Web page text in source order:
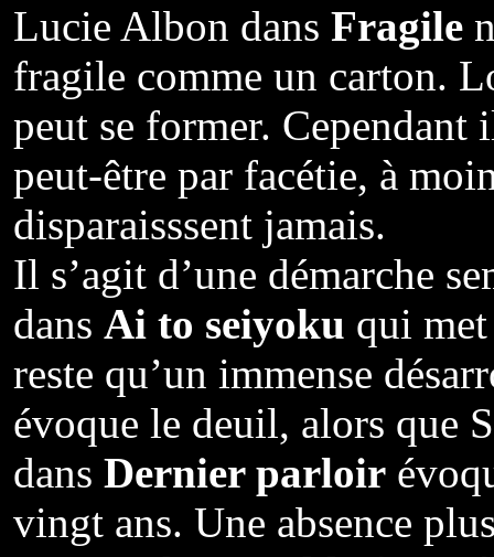
Lucie Albon dans Fragile
fragile comme un carton.
peut se former. Cependant
peut-être par facétie, à
disparaisssent jamais.
Il s’agit d’une démarche
dans Ai to seiyoku qui
reste qu’un immense
évoque le deuil, alors que
dans Dernier parloir
vingt ans. Une absence